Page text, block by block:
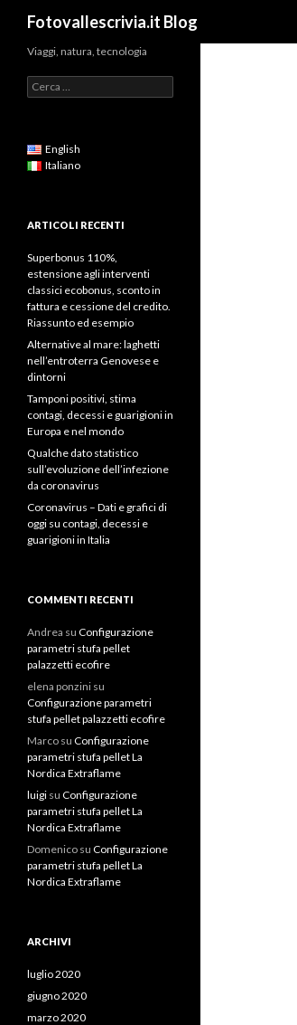
Fotovallescrivia.it Blog
Viaggi, natura, tecnologia
Ricerca
per:
English
Italiano
ARTICOLI RECENTI
Superbonus 110%,
estensione agli interventi
classici ecobonus, sconto in
fattura e cessione del credito.
Riassunto ed esempio
Alternative al mare: laghetti
nell’entroterra Genovese e
dintorni
Tamponi positivi, stima
contagi, decessi e guarigioni in
Europa e nel mondo
Qualche dato statistico
sull’evoluzione dell’infezione
da coronavirus
Coronavirus – Dati e grafici di
oggi su contagi, decessi e
guarigioni in Italia
COMMENTI RECENTI
Andrea su Configurazione
parametri stufa pellet
palazzetti ecofire
elena ponzini su
Configurazione parametri
stufa pellet palazzetti ecofire
Marco su Configurazione
parametri stufa pellet La
Nordica Extraflame
luigi su Configurazione
parametri stufa pellet La
Nordica Extraflame
Domenico su Configurazione
parametri stufa pellet La
Nordica Extraflame
ARCHIVI
luglio 2020
giugno 2020
marzo 2020